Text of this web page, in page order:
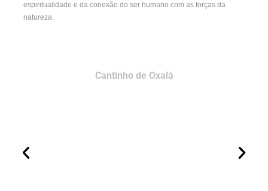
espiritualidade e da conexão do ser humano com as forças da
natureza.
Cantinho de Oxalá